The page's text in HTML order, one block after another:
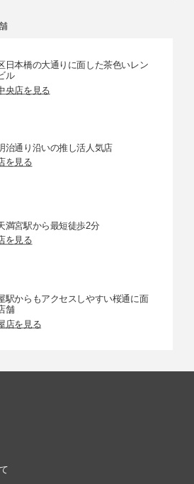
日本橋の大通りに面した茶色いレン
ル
央店を見る
治通り沿いの推し活人気店
を見る
満宮駅から最短徒歩2分
を見る
駅からもアクセスしやすい桜通に面
舗
店を見る